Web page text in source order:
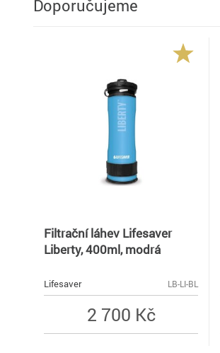
Doporučujeme
Filtrační láhev Lifesaver
Liberty, 400ml, modrá
Lifesaver LB-LI-BL
2 700 Kč